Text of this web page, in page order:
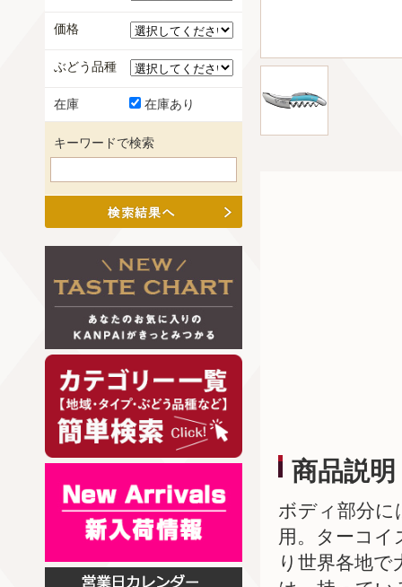
商品説明
ボディ部分に
用。ターコイ
り世界各地
価格
ぶどう品種
在庫 在庫あり
キーワードで検索